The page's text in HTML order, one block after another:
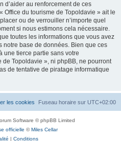
d’aider au renforcement de ces
Office du tourisme de Topoldavie » ait le
ou de verrouiller n’importe quel
si nous estimons cela nécessaire.
toutes les informations que vous avez
base de données. Bien que ces
une tierce partie sans votre
Topoldavie », ni phpBB, ne pourront
de tentative de piratage informatique
Fuseau horaire sur UTC+02:00
les cookies
Software © phpBB Limited
officielle ©Miles Cellar
| Conditions